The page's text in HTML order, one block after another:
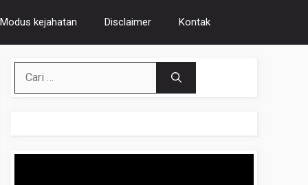
Modus kejahatan Disclaimer Kontak
untuk: